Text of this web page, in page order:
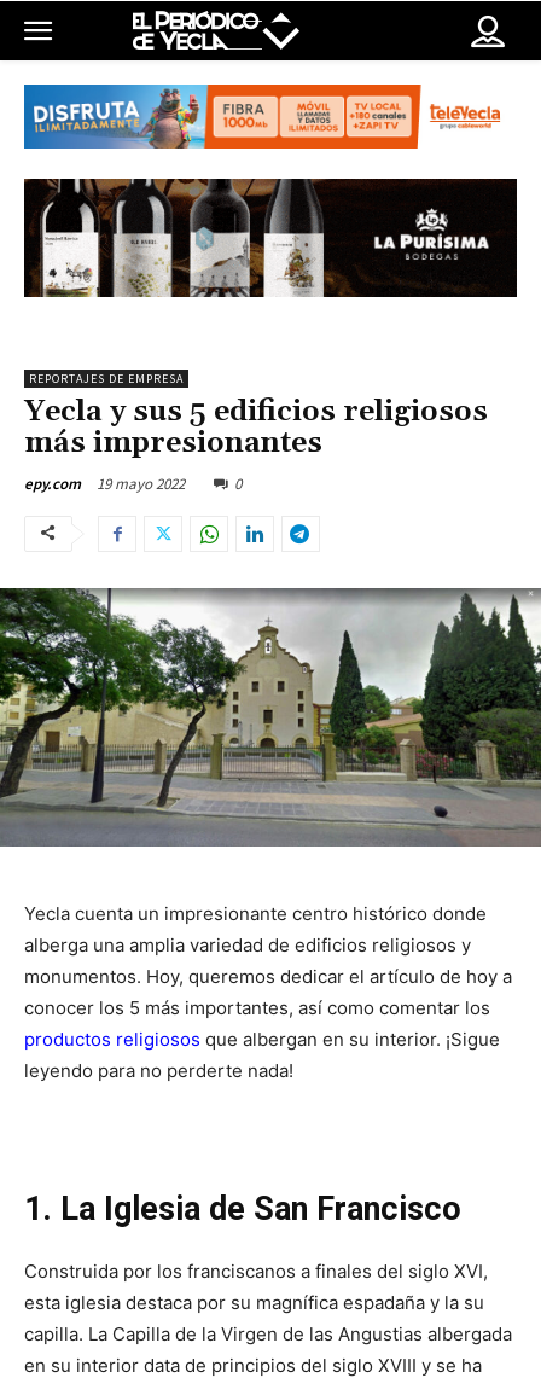
REPORTAJES DE EMPRESA
Yecla y sus 5 edificios religiosos
más impresionantes
epy.com 19 mayo 2022 0
Yecla cuenta un impresionante centro histórico donde
alberga una amplia variedad de edificios religiosos y
monumentos. Hoy, queremos dedicar el artículo de hoy a
conocer los 5 más importantes, así como comentar los
productos religiosos que albergan en su interior. ¡Sigue
leyendo para no perderte nada!
1. La Iglesia de San Francisco
Construida por los franciscanos a finales del siglo XVI,
esta iglesia destaca por su magnífica espadaña y la su
capilla. La Capilla de la Virgen de las Angustias albergada
en su interior data de principios del siglo XVIII y se ha